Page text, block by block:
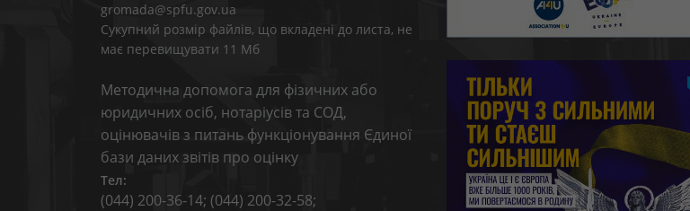
gromada@spfu.gov.ua
Сукупний розмір файлів, що вкладені до листа, не
має перевищувати 11 Мб
Методична допомога для фізичних або
юридичних осіб, нотаріусів та СОД,
оцінювачів з питань функціонування Єдиної
бази даних звітів про оцінку
Тел:
(044) 200-36-14; (044) 200-32-58;